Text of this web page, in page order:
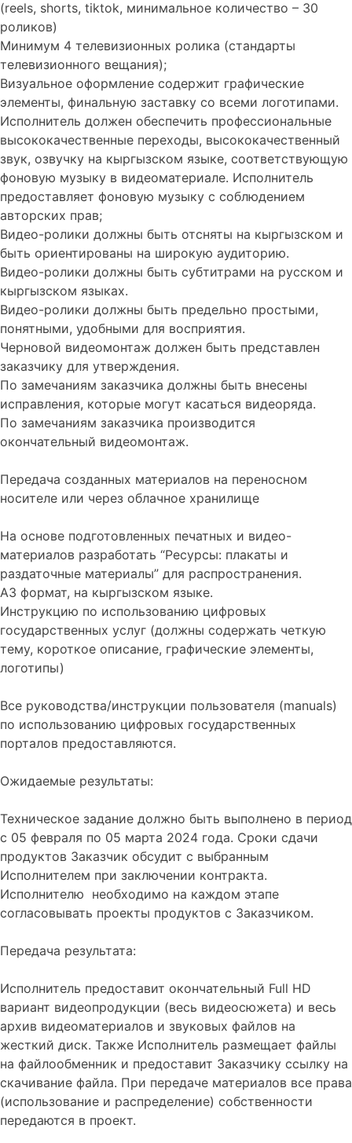
(reels, shorts, tiktok, минимальное количество – 30
роликов)
Минимум 4 телевизионных ролика (стандарты
телевизионного вещания);
Визуальное оформление содержит графические
элементы, финальную заставку со всеми логотипами.
Исполнитель должен обеспечить профессиональные
высококачественные переходы, высококачественный
звук, озвучку на кыргызском языке, соответствующую
фоновую музыку в видеоматериале. Исполнитель
предоставляет фоновую музыку с соблюдением
авторских прав;
Видео-ролики должны быть отсняты на кыргызском и
быть ориентированы на широкую аудиторию.
Видео-ролики должны быть субтитрами на русском и
кыргызском языках.
Видео-ролики должны быть предельно простыми,
понятными, удобными для восприятия.
Черновой видеомонтаж должен быть представлен
заказчику для утверждения.
По замечаниям заказчика должны быть внесены
исправления, которые могут касаться видеоряда.
По замечаниям заказчика производится
окончательный видеомонтаж.
Передача созданных материалов на переносном
носителе или через облачное хранилище
На основе подготовленных печатных и видео-
материалов разработать “Ресурсы: плакаты и
раздаточные материалы” для распространения.
А3 формат, на кыргызском языке.
Инструкцию по использованию цифровых
государственных услуг (должны содержать четкую
тему, короткое описание, графические элементы,
логотипы)
Все руководства/инструкции пользователя (manuals)
по использованию цифровых государственных
порталов предоставляются.
Ожидаемые результаты:
Техническое задание должно быть выполнено в период
с 05 февраля по 05 марта 2024 года. Сроки сдачи
продуктов Заказчик обсудит с выбранным
Исполнителем при заключении контракта.
Исполнителю необходимо на каждом этапе
согласовывать проекты продуктов с Заказчиком.
Передача результата:
Исполнитель предоставит окончательный Full HD
вариант видеопродукции (весь видеосюжета) и весь
архив видеоматериалов и звуковых файлов на
жесткий диск. Также Исполнитель размещает файлы
на файлообменник и предоставит Заказчику ссылку на
скачивание файла. При передаче материалов все права
(использование и распределение) собственности
передаются в проект.